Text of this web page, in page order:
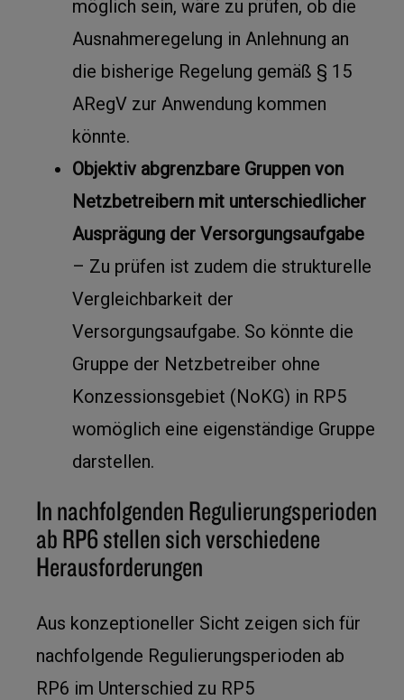
möglich sein, wäre zu prüfen, ob die
Ausnahmeregelung in Anlehnung an
die bisherige Regelung gemäß § 15
ARegV zur Anwendung kommen
könnte.
Objektiv abgrenzbare Gruppen von
Netzbetreibern mit unterschiedlicher
Ausprägung der Versorgungsaufgabe
– Zu prüfen ist zudem die strukturelle
Vergleichbarkeit der
Versorgungsaufgabe. So könnte die
Gruppe der Netzbetreiber ohne
Konzessionsgebiet (NoKG) in RP5
womöglich eine eigenständige Gruppe
darstellen.
In nachfolgenden Regulierungsperioden
ab RP6 stellen sich verschiedene
Herausforderungen
Aus konzeptioneller Sicht zeigen sich für
nachfolgende Regulierungsperioden ab
RP6 im Unterschied zu RP5